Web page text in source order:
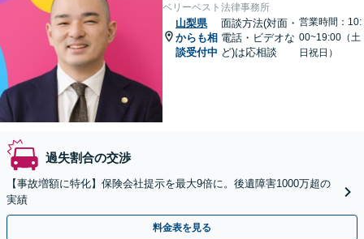
ベリーベスト法律事務所
山梨県
からも相
談受付中
面談方法(対面・
電話・ビデオな
ど)は応相談
営業時間：10:
00~19:00（土
日祝日）
過失割合の交渉
【事故増額に特化】保険会社提示を最大9倍に。後遺障害1000万超の
実績
料金表を見る